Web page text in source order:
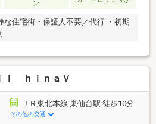
ン
な住宅街・保証人不要／代行 ・初期
ｌ ｈｉｎａＶ
ＪＲ東北本線 東仙台駅 徒歩10分
その他の交通